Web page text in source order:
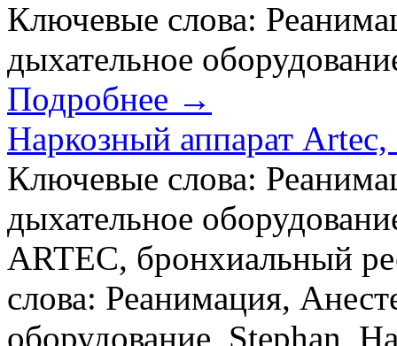
Ключевые слова:
дыхательное
Подробнее →
Наркозный аппарат
Ключевые слова:
дыхательное
ARTEC, бронхиальный
слова: Реанимация,
оборудование, Stephan,